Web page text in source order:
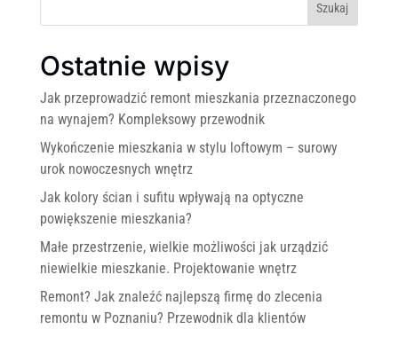
Szukaj
Ostatnie wpisy
Jak przeprowadzić remont mieszkania przeznaczonego
na wynajem? Kompleksowy przewodnik
Wykończenie mieszkania w stylu loftowym – surowy
urok nowoczesnych wnętrz
Jak kolory ścian i sufitu wpływają na optyczne
powiększenie mieszkania?
Małe przestrzenie, wielkie możliwości jak urządzić
niewielkie mieszkanie. Projektowanie wnętrz
Remont? Jak znaleźć najlepszą firmę do zlecenia
remontu w Poznaniu? Przewodnik dla klientów